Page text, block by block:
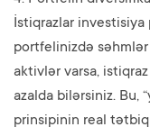
İstiqrazlar
portfelinizdə
aktivlər varsa,
azalda bilərsiniz. Bu,
prinsipinin real